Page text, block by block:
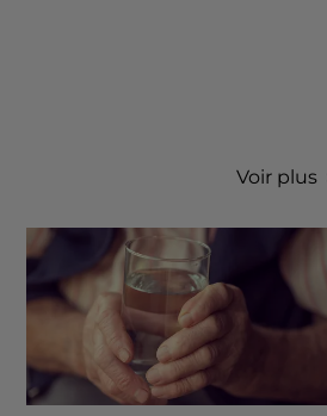
Voir plus